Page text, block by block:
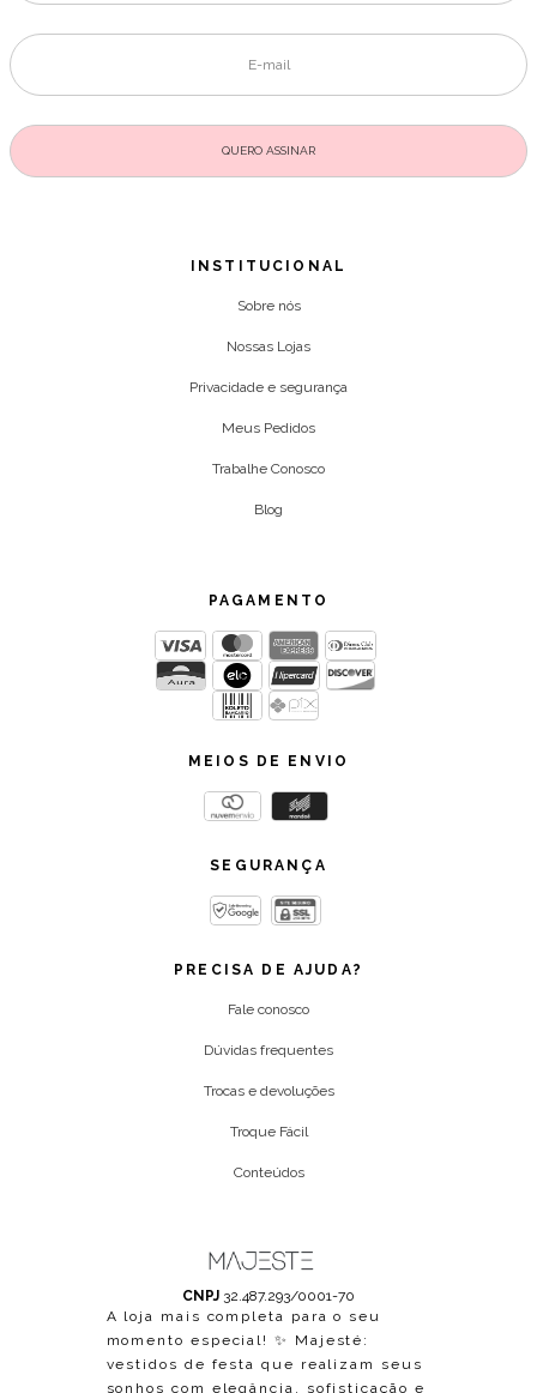
INSTITUCIONAL
Sobre nós
Nossas Lojas
Privacidade e segurança
Meus Pedidos
Trabalhe Conosco
Blog
PAGAMENTO
MEIOS DE ENVIO
SEGURANÇA
PRECISA DE AJUDA?
Fale conosco
Dúvidas frequentes
Trocas e devoluções
Troque Fácil
Conteúdos
CNPJ 32.487.293/0001-70
A loja mais completa para o seu
momento especial! ✨ Majesté:
vestidos de festa que realizam seus
sonhos com elegância, sofisticação e